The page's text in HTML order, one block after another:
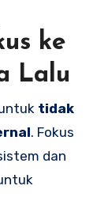
ke
Lalu
tidak
. Fokus
dan